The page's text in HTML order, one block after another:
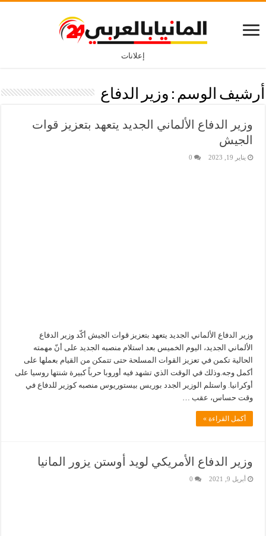
إعلانات
أرشيف الوسم : وزير الدفاع
وزير الدفاع الألماني الجديد يتعهد بتعزيز قوات
الجيش
يناير 19, 2023 0
وزير الدفاع الألماني الجديد يتعهد بتعزيز قوات الجيش أكّد وزير الدفاع
الألماني الجديد، اليوم الخميس بعد استلام منصبه الجديد على أنّ مهمته
الحالية تكمن في تعزيز القوات المسلحة حتى تتمكن من القيام بعملها على
أكمل وجه.وذلك في الوقت الذي تشهد فيه أوروبا حرباً كبيرة شنتها روسيا على
أوكرانيا. واستلم الوزير الجدد بوريس بيستوريوس منصبه كوزير للدفاع في
وقت حساس، عقب …
أكمل القراءة »
وزير الدفاع الأمريكي لويد أوستن يزور المانيا
أبريل 9, 2021 0